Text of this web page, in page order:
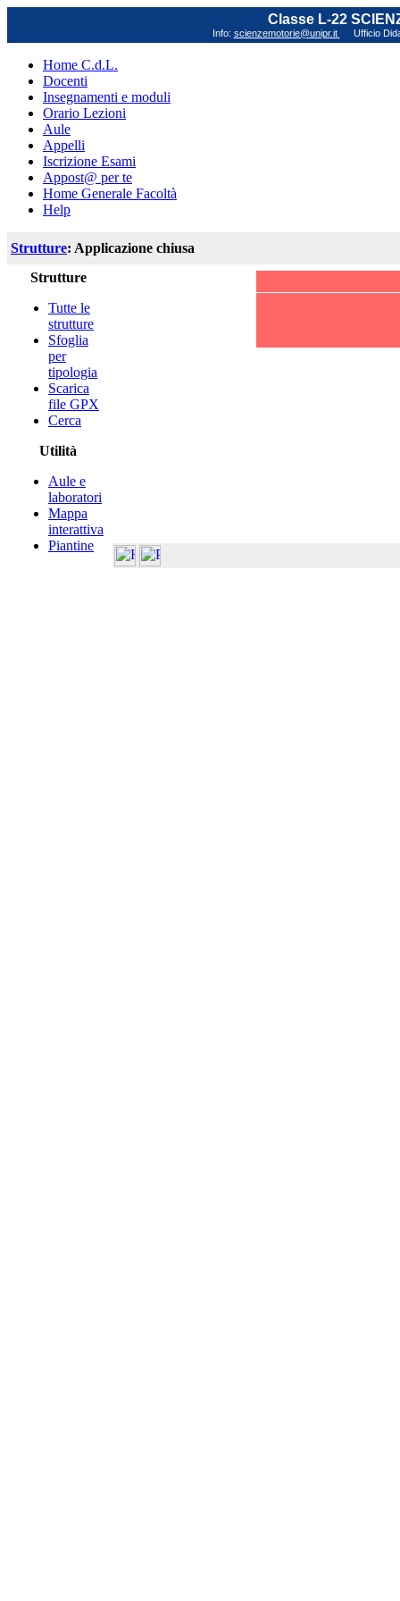
Classe L-22
Info: scienzemotorie@unipr.it Ufficio
Home C.d.L.
Docenti
Insegnamenti e moduli
Orario Lezioni
Aule
Appelli
Iscrizione Esami
Appost@ per te
Home Generale Facoltà
Help
Strutture: Applicazione chiusa
Strutture
Tutte le
strutture
Sfoglia
per
tipologia
Scarica
file GPX
Cerca
Utilità
Aule e
laboratori
Mappa
interattiva
Piantine